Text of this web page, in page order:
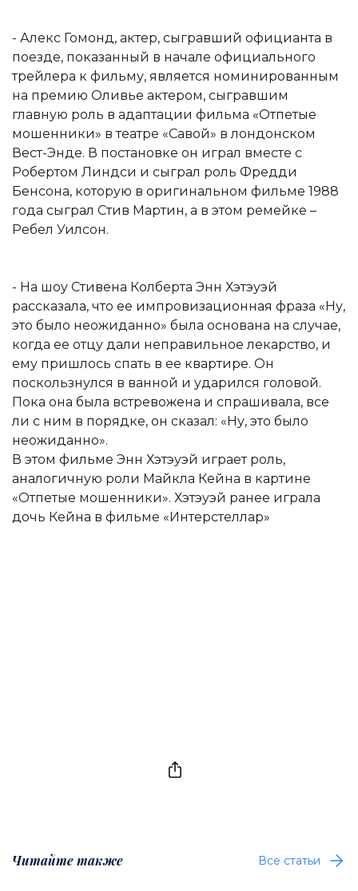
- Алекс Гомонд, актер, сыгравший официанта в
поезде, показанный в начале официального
трейлера к фильму, является номинированным
на премию Оливье актером, сыгравшим
главную роль в адаптации фильма «Отпетые
мошенники» в театре «Савой» в лондонском
Вест-Энде. В постановке он играл вместе с
Робертом Линдси и сыграл роль Фредди
Бенсона, которую в оригинальном фильме 1988
года сыграл Стив Мартин, а в этом ремейке –
Ребел Уилсон.
- На шоу Стивена Колберта Энн Хэтэуэй
рассказала, что ее импровизационная фраза «Ну,
это было неожиданно» была основана на случае,
когда ее отцу дали неправильное лекарство, и
ему пришлось спать в ее квартире. Он
поскользнулся в ванной и ударился головой.
Пока она была встревожена и спрашивала, все
ли с ним в порядке, он сказал: «Ну, это было
неожиданно».
В этом фильме Энн Хэтэуэй играет роль,
аналогичную роли Майкла Кейна в картине
«Отпетые мошенники». Хэтэуэй ранее играла
дочь Кейна в фильме «Интерстеллар»
Читайте также Все статьи